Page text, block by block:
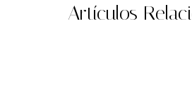
Artículos